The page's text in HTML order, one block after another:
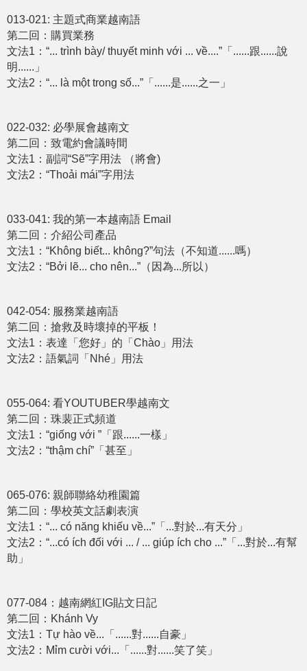
013-021: 主題式商業越南語
第二回：購買業務
文法1：“... trình bày/ thuyết minh với ... về....”「......跟......說
明......」
文法2：“... là một trong số...”「......是......之一」
022-032: 必學展會越南文
第二回：致電約會議時間
文法1：副詞“Sẽ”字用法 （將會)
文法2：“Thoải mái”字用法
033-041: 我的第一本越南語 Email
第二回：介紹公司產品
文法1：“Không biết... không?”句法（不知道......嗎）
文法2：“Bởi lẽ... cho nên...”（因為...所以）
042-054: 服務業越南語
第二回：搶救及時壞掉的平板！
文法1：表達「您好」的「Chào」用法
文法2：語氣詞「Nhé」用法
055-064: 看YOUTUBER學越南文
第二回：珠裴正式頻道
文法1：“giống với ”「跟......一樣」
文法2：“thậm chí”「甚至」
065-076: 親師聯絡幼稚園篇
第二回：學校英文話劇表演
文法1：“... có năng khiếu về...”「...對於...有天分」
文法2：“...có ích đối với ... / ... giúp ích cho ...”「...對於...有幫
助」
077-084：越南網紅IG貼文日記
第二回：Khánh Vy
文法1：Tự hào về...「......對......自豪」
文法2：Mỉm cười với...「......對......笑了笑」